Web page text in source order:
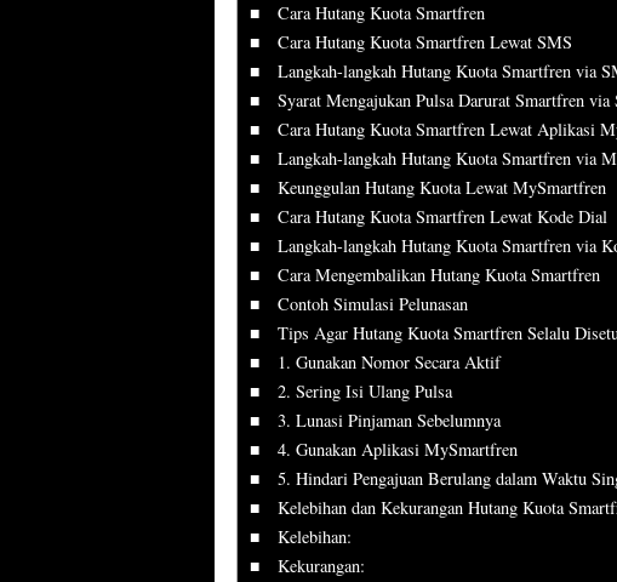
Cara Hutang Kuota Smartfren
Cara Hutang Kuota Smartfren Lewat SMS
Langkah-langkah Hutang Kuota Smartfren via
Syarat Mengajukan Pulsa Darurat Smartfren via
Cara Hutang Kuota Smartfren Lewat Aplikasi
Langkah-langkah Hutang Kuota Smartfren via
Keunggulan Hutang Kuota Lewat MySmartfren
Cara Hutang Kuota Smartfren Lewat Kode Dial
Langkah-langkah Hutang Kuota Smartfren via
Cara Mengembalikan Hutang Kuota Smartfren
Contoh Simulasi Pelunasan
Tips Agar Hutang Kuota Smartfren Selalu
1. Gunakan Nomor Secara Aktif
2. Sering Isi Ulang Pulsa
3. Lunasi Pinjaman Sebelumnya
4. Gunakan Aplikasi MySmartfren
5. Hindari Pengajuan Berulang dalam Waktu
Kelebihan dan Kekurangan Hutang Kuota
Kelebihan:
Kekurangan: